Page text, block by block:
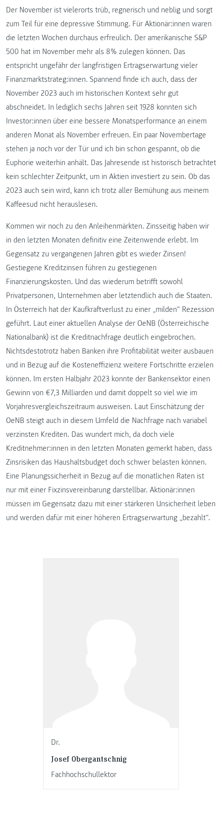
Dr.
Josef Obergantschnig
Fachhochschullektor
Der November ist vielerorts trüb, regnerisch und neblig und sorgt
zum Teil für eine depressive Stimmung. Für Aktionär:innen waren
die letzten Wochen durchaus erfreulich. Der amerikanische S&P
500 hat im November mehr als 8% zulegen können. Das
entspricht ungefähr der langfristigen Ertragserwartung vieler
Finanzmarktstrateg:innen. Spannend finde ich auch, dass der
November 2023 auch im historischen Kontext sehr gut
abschneidet. In lediglich sechs Jahren seit 1928 konnten sich
Investor:innen über eine bessere Monatsperformance an einem
anderen Monat als November erfreuen. Ein paar Novembertage
stehen ja noch vor der Tür und ich bin schon gespannt, ob die
Euphorie weiterhin anhält. Das Jahresende ist historisch betrachtet
kein schlechter Zeitpunkt, um in Aktien investiert zu sein. Ob das
2023 auch sein wird, kann ich trotz aller Bemühung aus meinem
Kaffeesud nicht herauslesen.
Kommen wir noch zu den Anleihenmärkten. Zinsseitig haben wir
in den letzten Monaten definitiv eine Zeitenwende erlebt. Im
Gegensatz zu vergangenen Jahren gibt es wieder Zinsen!
Gestiegene Kreditzinsen führen zu gestiegenen
Finanzierungskosten. Und das wiederum betrifft sowohl
Privatpersonen, Unternehmen aber letztendlich auch die Staaten.
In Österreich hat der Kaufkraftverlust zu einer „milden“ Rezession
geführt. Laut einer aktuellen Analyse der OeNB (Österreichische
Nationalbank) ist die Kreditnachfrage deutlich eingebrochen.
Nichtsdestotrotz haben Banken ihre Profitabilität weiter ausbauen
und in Bezug auf die Kosteneffizienz weitere Fortschritte erzielen
können. Im ersten Halbjahr 2023 konnte der Bankensektor einen
Gewinn von €7,3 Milliarden und damit doppelt so viel wie im
Vorjahresvergleichszeitraum ausweisen. Laut Einschätzung der
OeNB steigt auch in diesem Umfeld die Nachfrage nach variabel
verzinsten Krediten. Das wundert mich, da doch viele
Kreditnehmer:innen in den letzten Monaten gemerkt haben, dass
Zinsrisiken das Haushaltsbudget doch schwer belasten können.
Eine Planungssicherheit in Bezug auf die monatlichen Raten ist
nur mit einer Fixzinsvereinbarung darstellbar. Aktionär:innen
müssen im Gegensatz dazu mit einer stärkeren Unsicherheit leben
und werden dafür mit einer höheren Ertragserwartung „bezahlt“.